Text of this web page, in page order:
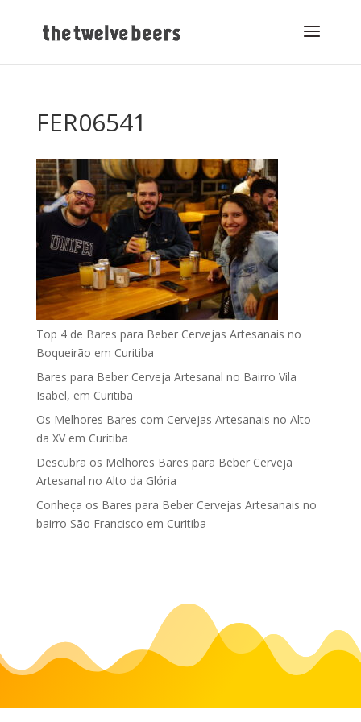
FER06541
Top 4 de Bares para Beber Cervejas Artesanais no
Boqueirão em Curitiba
Bares para Beber Cerveja Artesanal no Bairro Vila
Isabel, em Curitiba
Os Melhores Bares com Cervejas Artesanais no Alto
da XV em Curitiba
Descubra os Melhores Bares para Beber Cerveja
Artesanal no Alto da Glória
Conheça os Bares para Beber Cervejas Artesanais no
bairro São Francisco em Curitiba